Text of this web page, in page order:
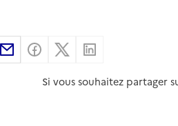
ImprimerPartager par email
Partager sur Facebook
Partager sur X
Si vous souhaitez partager